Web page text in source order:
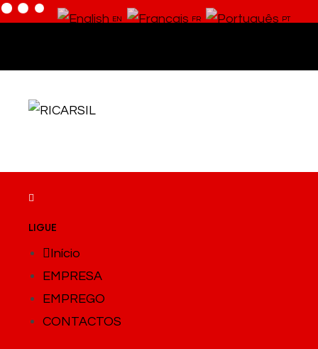
LIGUE
Início
EMPRESA
EMPREGO
CONTACTOS
EN FR PT